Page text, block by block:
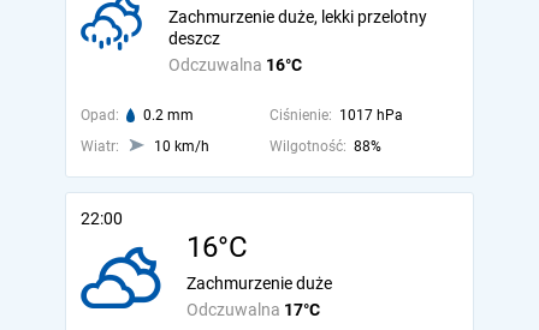
Odczuwalna 16°C
Zachmurzenie duże, lekki przelotny
deszcz
Opad: 0.2 mm Ciśnienie: 1017 hPa
Wiatr:
10 km/h Wilgotność: 88%
22:00
16°C
Odczuwalna 17°C
Zachmurzenie duże